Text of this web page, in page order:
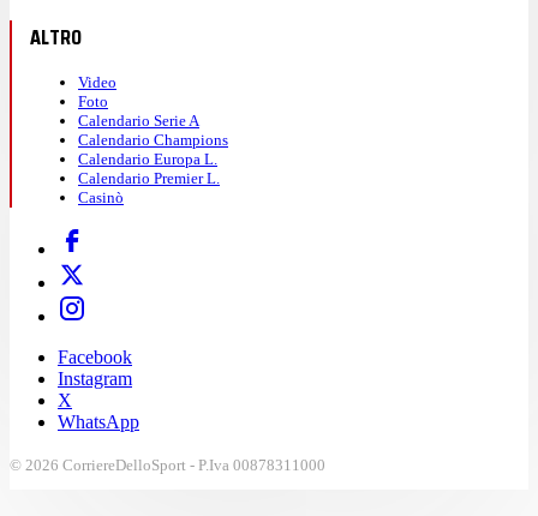
ALTRO
Video
Foto
Calendario Serie A
Calendario Champions
Calendario Europa L.
Calendario Premier L.
Casinò
Facebook
Instagram
X
WhatsApp
© 2026 CorriereDelloSport - P.Iva 00878311000